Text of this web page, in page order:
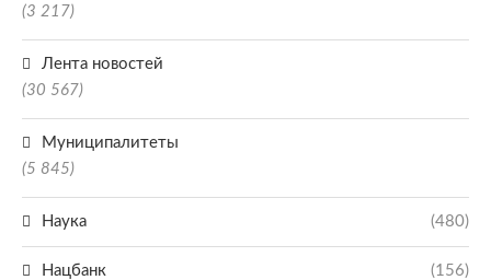
(3 217)
Лента новостей
(30 567)
Муниципалитеты
(5 845)
Наука (480)
Нацбанк (156)